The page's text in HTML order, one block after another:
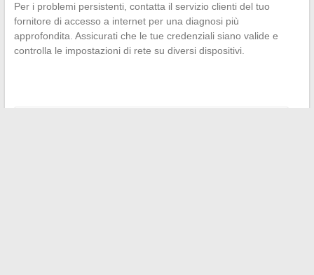
Per i problemi persistenti, contatta il servizio clienti del tuo
fornitore di accesso a internet per una diagnosi più
approfondita. Assicurati che le tue credenziali siano valide e
controlla le impostazioni di rete su diversi dispositivi.